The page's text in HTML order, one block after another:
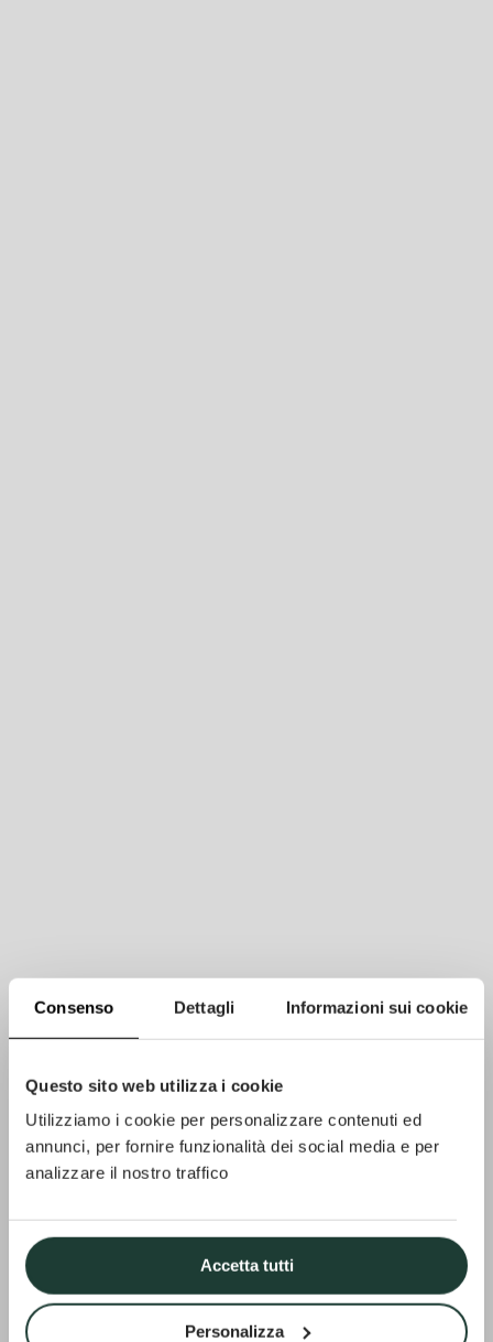
Consenso Dettagli Informazioni sui cookie
Questo sito web utilizza i cookie
Utilizziamo i cookie per personalizzare contenuti ed
annunci, per fornire funzionalità dei social media e per
analizzare il nostro traffico
Accetta tutti
Personalizza
PROJET
The Lodge
Craggy
Range